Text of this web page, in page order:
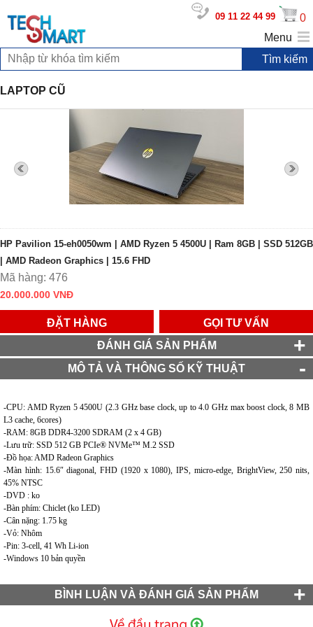
09 11 22 44 99
0
Menu
LAPTOP CŨ
HP Pavilion 15-eh0050wm | AMD Ryzen 5 4500U | Ram 8GB | SSD 512GB
| AMD Radeon Graphics | 15.6 FHD
Mã hàng: 476
20.000.000 VNĐ
ĐẶT HÀNG
GỌI TƯ VẤN
ĐÁNH GIÁ SẢN PHẨM
MÔ TẢ VÀ THÔNG SỐ KỸ THUẬT
-CPU: AMD Ryzen 5 4500U (2.3 GHz base clock, up to 4.0 GHz max boost clock, 8 MB
L3 cache, 6cores)
-RAM: 8GB DDR4-3200 SDRAM (2 x 4 GB)
-Lưu trữ: SSD 512 GB PCIe® NVMe™ M.2 SSD
-Đồ họa: AMD Radeon Graphics
-Màn hình: 15.6″ diagonal, FHD (1920 x 1080), IPS, micro-edge, BrightView, 250 nits,
45% NTSC
-DVD : ko
-Bàn phím: Chiclet (ko LED)
-Cân nặng: 1.75 kg
-Vỏ: Nhôm
-Pin: 3-cell, 41 Wh Li-ion
-Windows 10 bản quyền
BÌNH LUẬN VÀ ĐÁNH GIÁ SẢN PHẨM